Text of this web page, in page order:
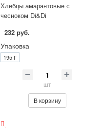
Хлебцы амарантовые с
чесноком Di&Di
232 руб.
Упаковка
195 Г
шт
В корзину